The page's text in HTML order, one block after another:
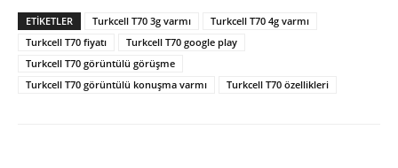
ETIKETLER Turkcell T70 3g varmı
Turkcell T70 4g varmı
Turkcell T70 fiyatı
Turkcell T70 google play
Turkcell T70 görüntülü görüşme
Turkcell T70 görüntülü konuşma varmı
Turkcell T70 özellikleri